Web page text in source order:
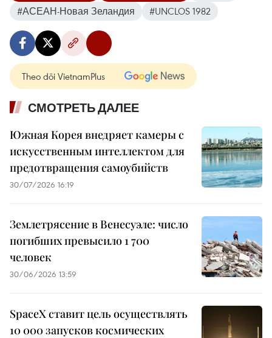
#АСЕАН-Новая Зеландия
#UNCLOS 1982
Theo dõi VietnamPlus
СМОТРЕТЬ ДАЛЕЕ
Южная Корея внедряет камеры с
искусственным интеллектом для
предотвращения самоубийств
30/07/2026 16:19
Землетрясение в Венесуэле: число
погибших превысило 1 700
человек
30/06/2026 13:59
SpaceX ставит цель осуществлять
10 000 запусков космических